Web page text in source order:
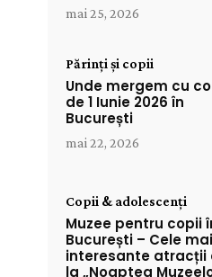
mai 25, 2026
Părinți și copii
Unde mergem cu
de 1 Iunie 2026 în
București
mai 22, 2026
Copii & adolescenți
Muzee pentru copii
București – Cele mai
interesante atracții
la „Noaptea